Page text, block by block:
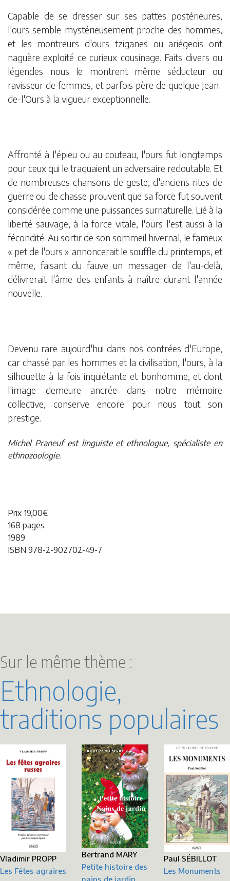
Capable de se dresser sur ses pattes postérieures,
l'ours semble mystérieusement proche des hommes,
et les montreurs d'ours tziganes ou ariégeois ont
naguère exploité ce curieux cousinage. Faits divers ou
légendes nous le montrent même séducteur ou
ravisseur de femmes, et parfois père de quelque Jean-
de-l'Ours à la vigueur exceptionnelle.
Affronté à l'épieu ou au couteau, l'ours fut longtemps
pour ceux qui le traquaient un adversaire redoutable. Et
de nombreuses chansons de geste, d'anciens rites de
guerre ou de chasse prouvent que sa force fut souvent
considérée comme une puissances surnaturelle. Lié à la
liberté sauvage, à la force vitale, l'ours l'est aussi à la
fécondité. Au sortir de son sommeil hivernal, le fameux
« pet de l'ours » annoncerait le souffle du printemps, et
même, faisant du fauve un messager de l'au-delà,
délivrerait l'âme des enfants à naître durant l'année
nouvelle.
Devenu rare aujourd'hui dans nos contrées d'Europe,
car chassé par les hommes et la civilisation, l'ours, à la
silhouette à la fois inquiétante et bonhomme, et dont
l'image demeure ancrée dans notre mémoire
collective, conserve encore pour nous tout son
prestige.
Michel Praneuf est linguiste et ethnologue, spécialiste en
ethnozoologie.
Prix 19,00€
168 pages
1989
ISBN 978-2-902702-49-7
Sur le même thème :
Ethnologie,
traditions populaires
Vladimir PROPP
Les Fêtes agraires
Bertrand MARY
Petite histoire des
nains de jardin
Paul SÉBILLOT
Les Monuments